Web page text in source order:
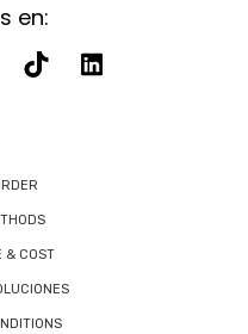
en:
& COST